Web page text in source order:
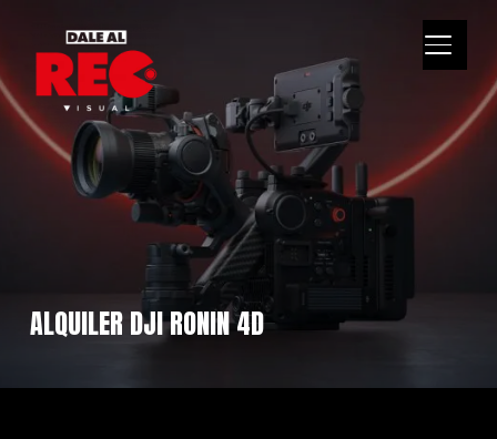
ALQUILER DJI RONIN 4D